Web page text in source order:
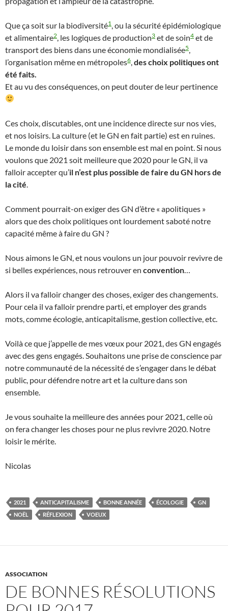
Que ça soit sur la biodiversité1 , ou la sécurité épidémiologique
et alimentaire2, les logiques de production3 et de soin4 et de
transport des biens dans une économie mondialisée5,
l’organisation même en métropoles6,des choix politiques ont
été faits.
Et au vu des conséquences, on peut douter de leur pertinence
Ces choix, discutables, ont une incidence directe sur nos vies,
et nos loisirs. La culture (et le GN en fait partie) est en ruines.
Le monde du loisir dans son ensemble est mal en point. Si nous
voulons que 2021 soit meilleure que 2020 pour le GN, il va
falloir accepter qu’il n’est plus possible de faire du GN hors de
la cité.
Comment pourrait-on exiger des GN d’être « apolitiques »
alors que des choix politiques ont lourdement saboté notre
capacité même à faire du GN ?
Nous aimons le GN, et nous voulons un jour pouvoir revivre de
si belles expériences, nous retrouver en convention…
Alors il va falloir changer des choses, exiger des changements.
Pour cela il va falloir prendre parti, et employer des grands
mots, comme écologie, anticapitalisme, gestion collective, etc.
Voilà ce que j’appelle de mes vœux pour 2021, des GN engagés
avec des gens engagés. Souhaitons une prise de conscience par
notre communauté de la nécessité de s’engager dans le débat
public, pour défendre notre art et la culture dans son
ensemble.
Je vous souhaite la meilleure des années pour 2021, celle où
on fera changer les choses pour ne plus revivre 2020. Notre
loisir le mérite.
Nicolas
2021 ANTICAPITALISME BONNE ANNÉE ÉCOLOGIE
GN
NOËL
RÉFLEXION VOEUX
ASSOCIATION
DE BONNES RÉSOLUTIONS